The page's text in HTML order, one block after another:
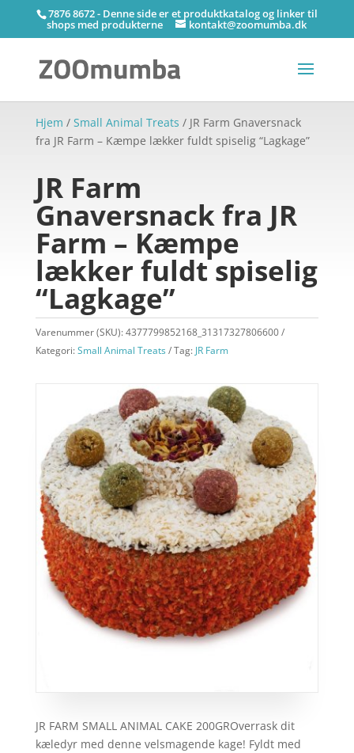
7876 8672 - Denne side er et produktkatalog og linker til
shops med produkterne kontakt@zoomumba.dk
Hjem / Small Animal Treats / JR Farm Gnaversnack
fra JR Farm – Kæmpe lækker fuldt spiselig “Lagkage”
JR Farm
Gnaversnack fra JR
Farm – Kæmpe
lækker fuldt spiselig
“Lagkage”
Varenummer (SKU):4377799852168_31317327806600
Kategori:Small Animal Treats Tag: JR Farm
JR FARM SMALL ANIMAL CAKE 200GROverrask dit
kæledyr med denne velsmagende kage! Fyldt med